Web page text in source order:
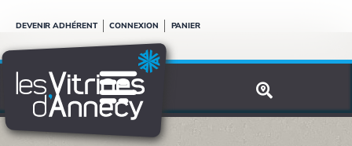
contenu
DEVENIR ADHÉRENT CONNEXION PANIER